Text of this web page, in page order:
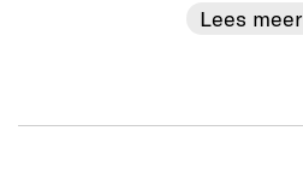
Lees meer